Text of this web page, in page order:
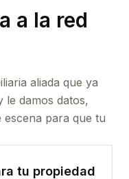
a la red
aliada que ya
le damos datos,
escena para que tu
tu propiedad